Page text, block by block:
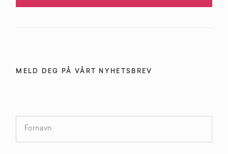
MELD DEG PÅ VÅRT NYHETSBREV